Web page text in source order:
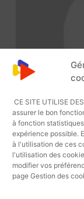
CE SITE UTILISE
assurer le bon
à fonction
expérience possible.
à l'utilisation de ces
l'utilisation des
modifier vos
page Gestion des